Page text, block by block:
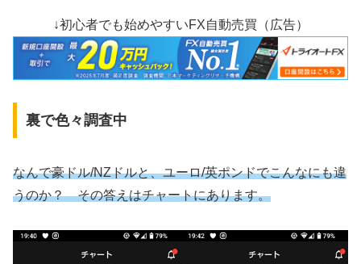
↓初心者でも始めやすいFX自動売買（広告）
裏で色々調査中
なんで豪ドル/NZドルと、ユーロ/英ポンドでこんなにも違
うのか？ その答えはチャートにあります。